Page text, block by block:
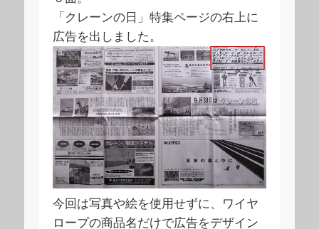
「クレーンの日」特集ページの右上に
広告を出しました。
今回は写真や絵を使用せずに、ワイヤ
ロープの商品名だけで広告をデザイン